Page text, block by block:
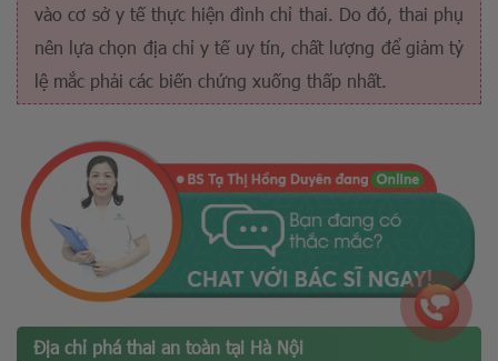
vào cơ sở y tế thực hiện đình chỉ thai. Do đó, thai phụ
nên lựa chọn địa chỉ y tế uy tín, chất lượng để giảm tỷ
lệ mắc phải các biến chứng xuống thấp nhất.
Địa chỉ phá thai an toàn tại Hà Nội